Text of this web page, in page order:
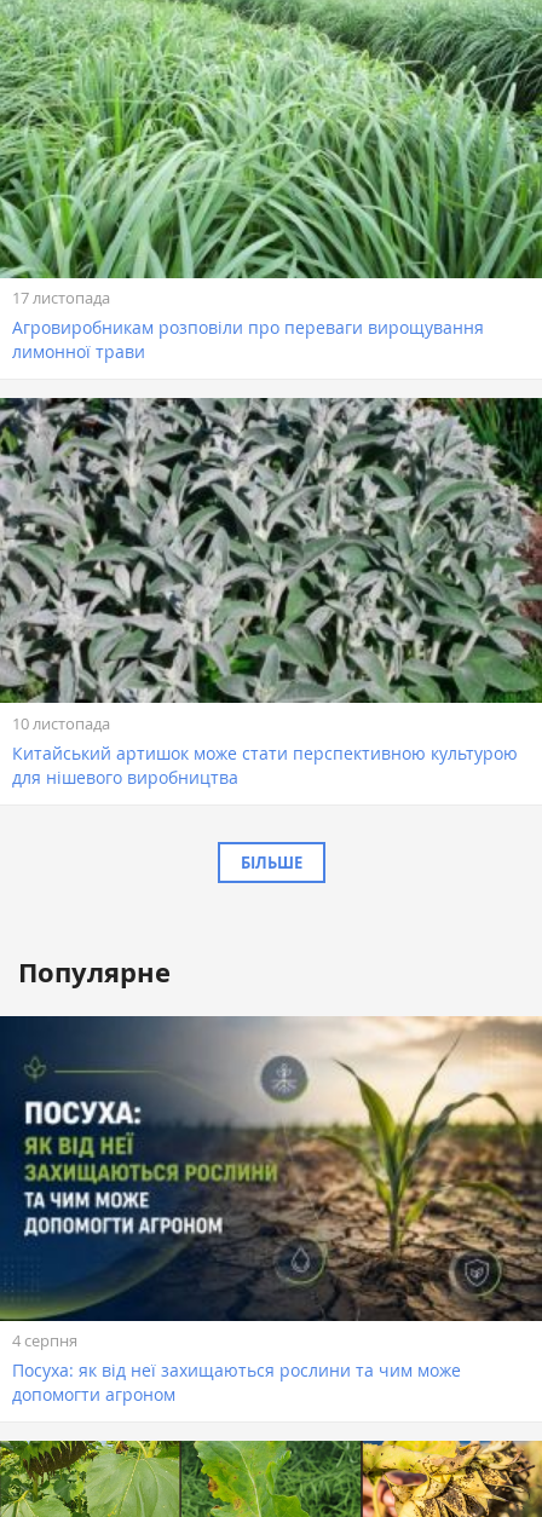
17 листопада
Агровиробникам розповіли про переваги вирощування
лимонної трави
10 листопада
Китайський артишок може стати перспективною культурою
для нішевого виробництва
БІЛЬШЕ
Популярне
4 серпня
Посуха: як від неї захищаються рослини та чим може
допомогти агроном